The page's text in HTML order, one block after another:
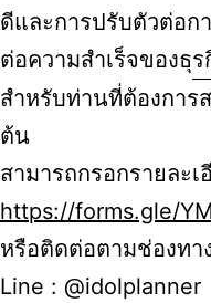
ดีและการปรับตัวต่อก
ต่อความสำเร็จของธุ
สำหรับท่านที่ต้องการ
ต้น
สามารถกรอกรายละ
https://forms.gle/
หรือติดต่อตามช่องทา
Line : @idolplanner